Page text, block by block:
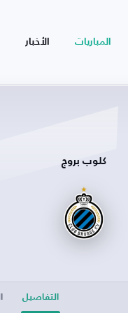
المباريات الأخبار
كلوب بروج
التفاصيل